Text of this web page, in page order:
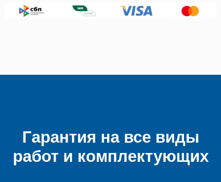
Гарантия на все виды
работ и комплектующих